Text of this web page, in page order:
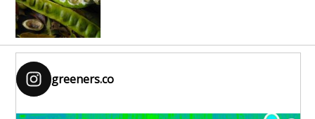
greeners.co